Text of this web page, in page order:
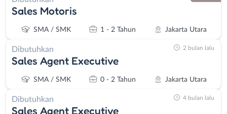
Sales Motoris
SMA / SMK 1 - 2 Tahun Jakarta Utara
Dibutuhkan
Sales Agent Executive
SMA / SMK 0 - 2 Tahun Jakarta Utara
2 bulan lalu
Dibutuhkan
Sales Agent Executive
4 bulan lalu